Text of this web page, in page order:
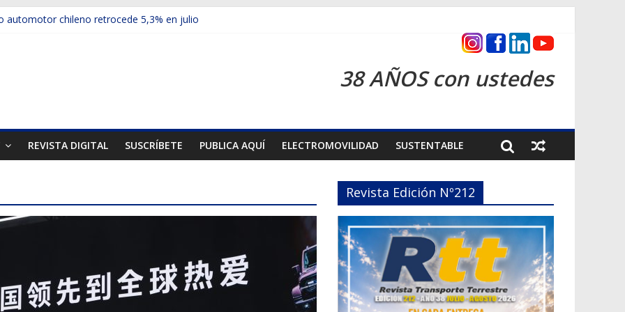
automotor chileno retrocede 5,3% en julio
presentó la recién estrenada Bolden en la Expo Compras Públicas 2026
mercado internacional en lanzar la nueva Maxus T70
38 AÑOS con ustedes
REVISTA DIGITAL SUSCRÍBETE PUBLICA AQUÍ ELECTROMOVILIDAD SUSTENTABLE
Revista Edición Nº212